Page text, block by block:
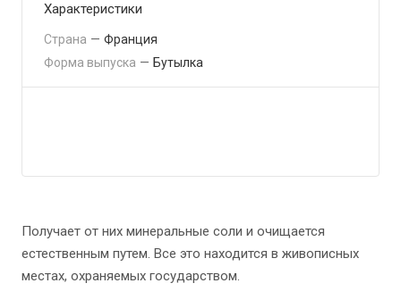
Характеристики
Страна — Франция
Форма выпуска — Бутылка
Получает от них минеральные соли и очищается
естественным путем. Все это находится в живописных
местах, охраняемых государством.